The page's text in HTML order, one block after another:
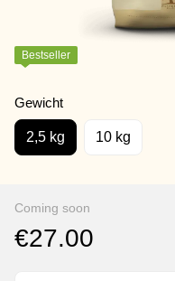
Bestseller
Gewicht
2,5 kg 10 kg
Coming soon
€27.00